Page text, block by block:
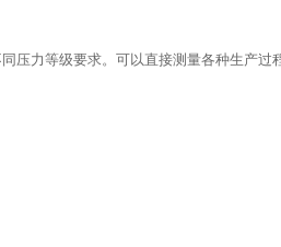
压力等级要求。可以直接测量各种生产